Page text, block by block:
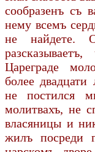
сообразенъ съ
нему всемъ
не найдете.
Цареграде
более
не постился
молитвахъ, не
власяницы и
жилъ посреди